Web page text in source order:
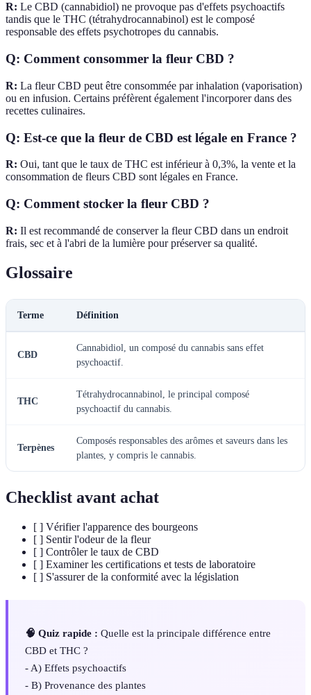
R: Le CBD (cannabidiol) ne provoque pas d'effets psychoactifs
tandis que le THC (tétrahydrocannabinol) est le composé
responsable des effets psychotropes du cannabis.
Q: Comment consommer la fleur CBD ?
R: La fleur CBD peut être consommée par inhalation (vaporisation)
ou en infusion. Certains préfèrent également l'incorporer dans des
recettes culinaires.
Q: Est-ce que la fleur de CBD est légale en France ?
R: Oui, tant que le taux de THC est inférieur à 0,3%, la vente et la
consommation de fleurs CBD sont légales en France.
Q: Comment stocker la fleur CBD ?
R: Il est recommandé de conserver la fleur CBD dans un endroit
frais, sec et à l'abri de la lumière pour préserver sa qualité.
Glossaire
Terme Définition
CBD
Cannabidiol, un composé du cannabis sans effet
psychoactif.
THC
Tétrahydrocannabinol, le principal composé
psychoactif du cannabis.
Terpènes
Composés responsables des arômes et saveurs dans les
plantes, y compris le cannabis.
Checklist avant achat
[ ] Vérifier l'apparence des bourgeons
[ ] Sentir l'odeur de la fleur
[ ] Contrôler le taux de CBD
[ ] Examiner les certifications et tests de laboratoire
[ ] S'assurer de la conformité avec la législation
🧠 Quiz rapide : Quelle est la principale différence entre
CBD et THC ?
- A) Effets psychoactifs
- B) Provenance des plantes